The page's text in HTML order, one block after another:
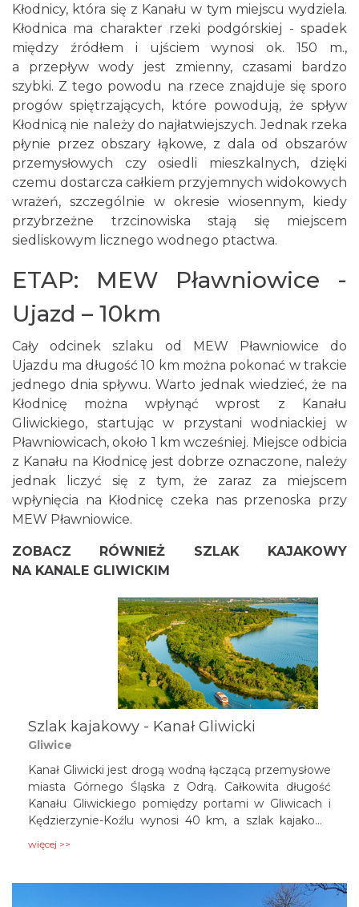
Kłodnicy, która się z Kanału w tym miejscu wydziela.
Kłodnica ma charakter rzeki podgórskiej - spadek
między źródłem i ujściem wynosi ok. 150 m.,
a przepływ wody jest zmienny, czasami bardzo
szybki. Z tego powodu na rzece znajduje się sporo
progów spiętrzających, które powodują, że spływ
Kłodnicą nie należy do najłatwiejszych. Jednak rzeka
płynie przez obszary łąkowe, z dala od obszarów
przemysłowych czy osiedli mieszkalnych, dzięki
czemu dostarcza całkiem przyjemnych widokowych
wrażeń, szczególnie w okresie wiosennym, kiedy
przybrzeżne trzcinowiska stają się miejscem
siedliskowym licznego wodnego ptactwa.
ETAP: MEW Pławniowice -
Ujazd – 10km
Cały odcinek szlaku od MEW Pławniowice do
Ujazdu ma długość 10 km można pokonać w trakcie
jednego dnia spływu. Warto jednak wiedzieć, że na
Kłodnicę można wpłynąć wprost z Kanału
Gliwickiego, startując w przystani wodniackiej w
Pławniowicach, około 1 km wcześniej. Miejsce odbicia
z Kanału na Kłodnicę jest dobrze oznaczone, należy
jednak liczyć się z tym, że zaraz za miejscem
wpłynięcia na Kłodnicę czeka nas przenoska przy
MEW Pławniowice.
ZOBACZ RÓWNIEŻ SZLAK KAJAKOWY
NA KANALE GLIWICKIM
Szlak kajakowy - Kanał Gliwicki
Gliwice
Kanał Gliwicki jest drogą wodną łączącą przemysłowe
miasta Górnego Śląska z Odrą. Całkowita długość
Kanału Gliwickiego pomiędzy portami w Gliwicach i
Kędzierzynie-Koźlu wynosi 40 km, a szlak kajakowy
Ujazdu. Na tym odcinku znajdują się 3 śluzy
Łabędy Dzierżno i Rudziniec. Ich przepłynięcie jest
więcej >>